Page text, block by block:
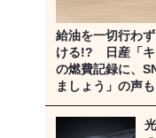
給油を一切行わ
ける!? 日産「キ
の燃費記録に、
ましょう」の声も